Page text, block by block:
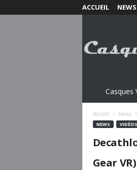
ACCUEIL NEWS
s
Casques
Accueil News
NEWS VIDÉOS
Gear VR)